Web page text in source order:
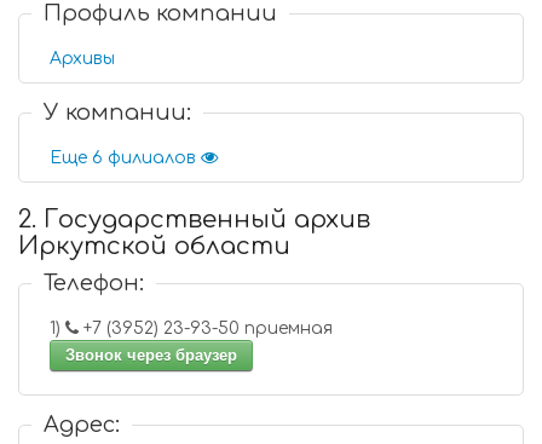
Профиль компании
Архивы
У компании:
Еще 6 филиалов
2. Государственный архив
Иркутской области
Телефон:
1)
+7 (3952) 23-93-50 приемная
Звонок через браузер
Адрес: